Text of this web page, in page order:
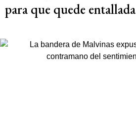
para que quede entallada